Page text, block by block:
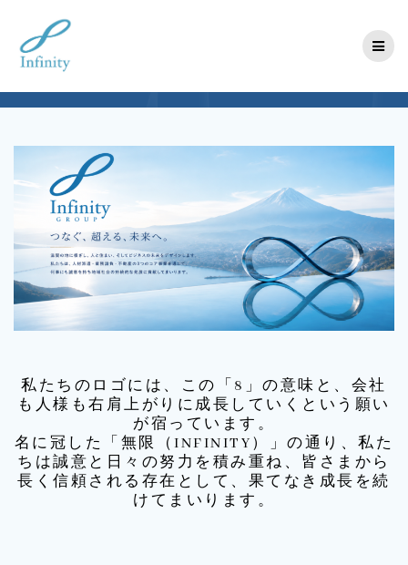
へ
キ
私たちのロゴには、この「8」の意味と、会社
も人様も右肩上がりに成長していくという願い
が宿っています。
名に冠した「無限（INFINITY）」の通り、私た
ちは誠意と日々の努力を積み重ね、皆さまから
長く信頼される存在として、果てなき成長を続
けてまいります。